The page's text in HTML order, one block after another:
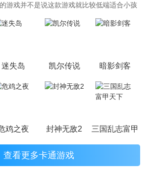
游戏并不是说这款游戏就比较低端适合小孩
商会故意把游戏中添加进入卡通元素，这也
迷失岛 凯尔传说 暗影剑客
鸡之夜 封神无敌2 三国乱志富甲天
查看更多卡通游戏